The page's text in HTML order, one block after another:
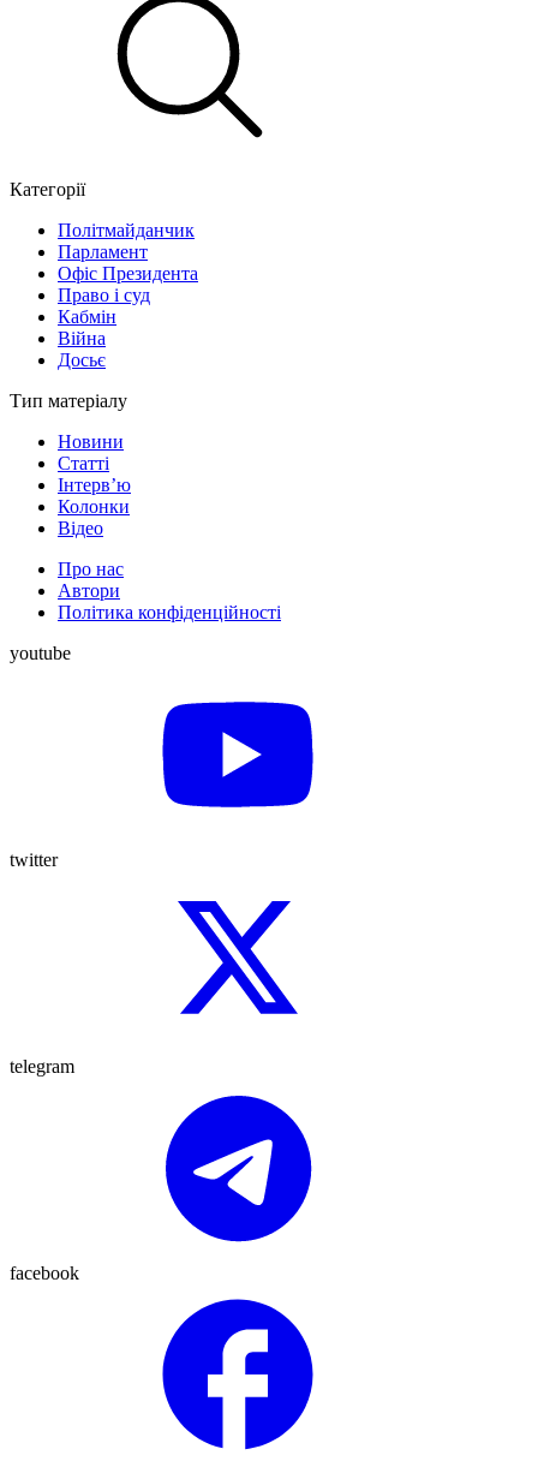
Категорії
Політмайданчик
Парламент
Офіс Президента
Право і суд
Кабмін
Війна
Досьє
Тип матеріалу
Новини
Статті
Інтерв’ю
Колонки
Відео
Про нас
Автори
Політика конфіденційності
youtube
twitter
telegram
facebook